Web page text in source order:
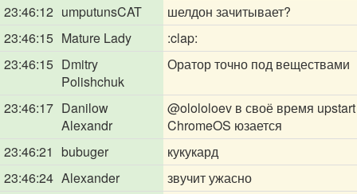
23:46:12 umputunsCAT
шелдон зачитывает?
23:46:15 Mature Lady
:clap:
23:46:15 Dmitry
Polishchuk
Оратор точно под веществами
23:46:17 Danilow
Alexandr
@olololoev в своё время
ChromeOS юзается
23:46:21 bubuger
кукукард
23:46:24 Alexander
звучит ужасно